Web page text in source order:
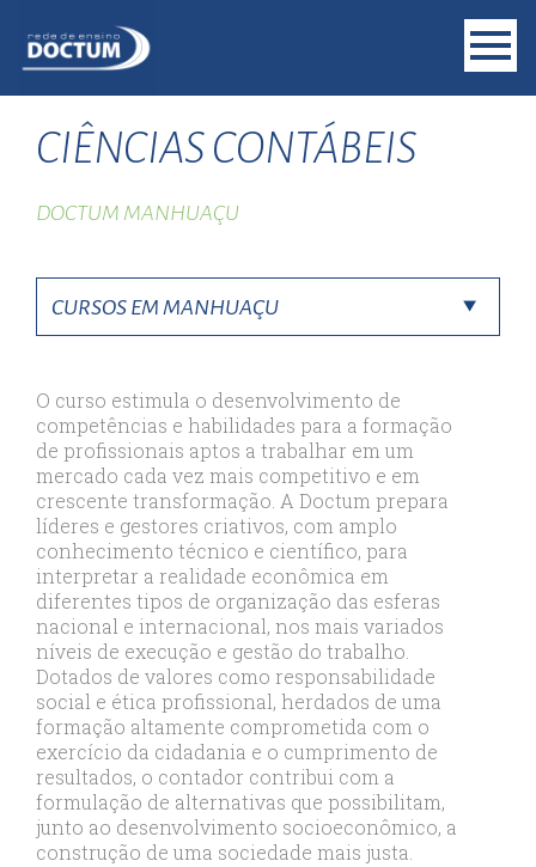
CIÊNCIAS CONTÁBEIS
DOCTUM MANHUAÇU
O curso estimula o desenvolvimento de
competências e habilidades para a formação
de profissionais aptos a trabalhar em um
mercado cada vez mais competitivo e em
crescente transformação. A Doctum prepara
líderes e gestores criativos, com amplo
conhecimento técnico e científico, para
interpretar a realidade econômica em
diferentes tipos de organização das esferas
nacional e internacional, nos mais variados
níveis de execução e gestão do trabalho.
Dotados de valores como responsabilidade
social e ética profissional, herdados de uma
formação altamente comprometida com o
exercício da cidadania e o cumprimento de
resultados, o contador contribui com a
formulação de alternativas que possibilitam,
junto ao desenvolvimento socioeconômico, a
construção de uma sociedade mais justa.